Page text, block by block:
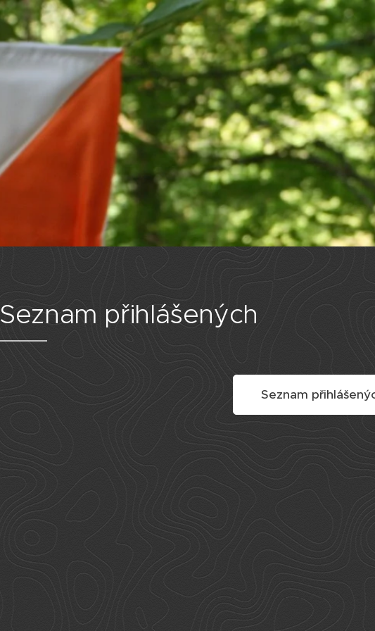
Seznam přihlášených
Seznam